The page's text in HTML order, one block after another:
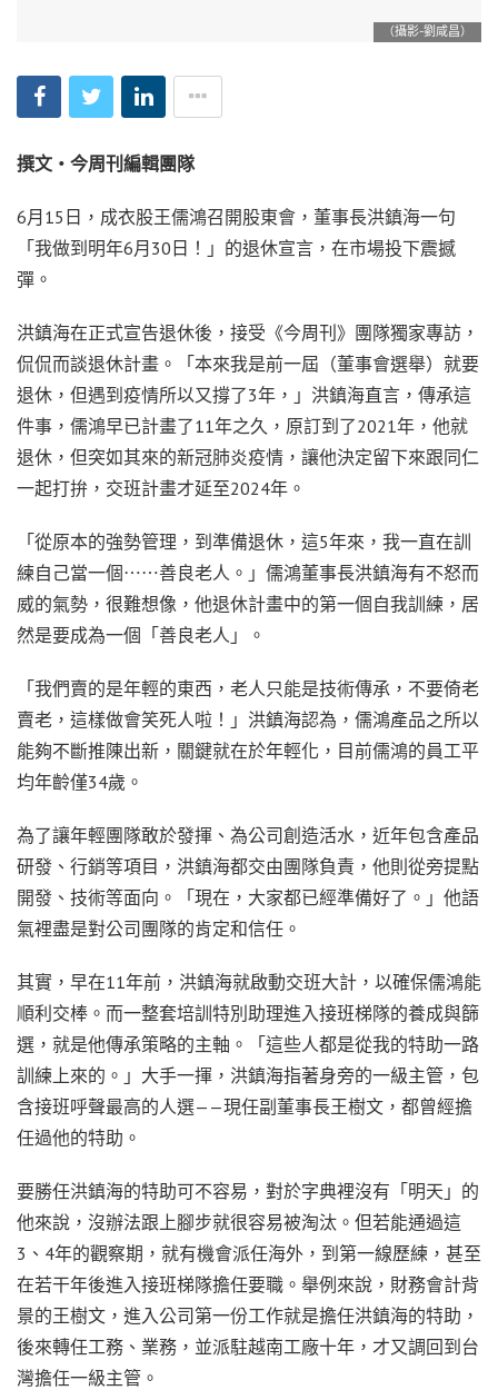
（攝影-劉咸昌）
撰文‧今周刊編輯團隊
6月15日，成衣股王儒鴻召開股東會，董事長洪鎮海一句
「我做到明年6月30日！」的退休宣言，在市場投下震撼
彈。
洪鎮海在正式宣告退休後，接受《今周刊》團隊獨家專訪，
侃侃而談退休計畫。「本來我是前一屆（董事會選舉）就要
退休，但遇到疫情所以又撐了3年，」洪鎮海直言，傳承這
件事，儒鴻早已計畫了11年之久，原訂到了2021年，他就
退休，但突如其來的新冠肺炎疫情，讓他決定留下來跟同仁
一起打拚，交班計畫才延至2024年。
「從原本的強勢管理，到準備退休，這5年來，我一直在訓
練自己當一個⋯⋯善良老人。」儒鴻董事長洪鎮海有不怒而
威的氣勢，很難想像，他退休計畫中的第一個自我訓練，居
然是要成為一個「善良老人」。
「我們賣的是年輕的東西，老人只能是技術傳承，不要倚老
賣老，這樣做會笑死人啦！」洪鎮海認為，儒鴻產品之所以
能夠不斷推陳出新，關鍵就在於年輕化，目前儒鴻的員工平
均年齡僅34歲。
為了讓年輕團隊敢於發揮、為公司創造活水，近年包含產品
研發、行銷等項目，洪鎮海都交由團隊負責，他則從旁提點
開發、技術等面向。「現在，大家都已經準備好了。」他語
氣裡盡是對公司團隊的肯定和信任。
其實，早在11年前，洪鎮海就啟動交班大計，以確保儒鴻能
順利交棒。而一整套培訓特別助理進入接班梯隊的養成與篩
選，就是他傳承策略的主軸。「這些人都是從我的特助一路
訓練上來的。」大手一揮，洪鎮海指著身旁的一級主管，包
含接班呼聲最高的人選——現任副董事長王樹文，都曾經擔
任過他的特助。
要勝任洪鎮海的特助可不容易，對於字典裡沒有「明天」的
他來說，沒辦法跟上腳步就很容易被淘汰。但若能通過這
3、4年的觀察期，就有機會派任海外，到第一線歷練，甚至
在若干年後進入接班梯隊擔任要職。舉例來說，財務會計背
景的王樹文，進入公司第一份工作就是擔任洪鎮海的特助，
後來轉任工務、業務，並派駐越南工廠十年，才又調回到台
灣擔任一級主管。